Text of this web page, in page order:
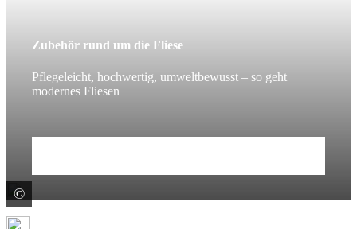
©
Zubehör rund um die Fliese
Pflegeleicht, hochwertig, umweltbewusst – so geht
modernes Fliesen